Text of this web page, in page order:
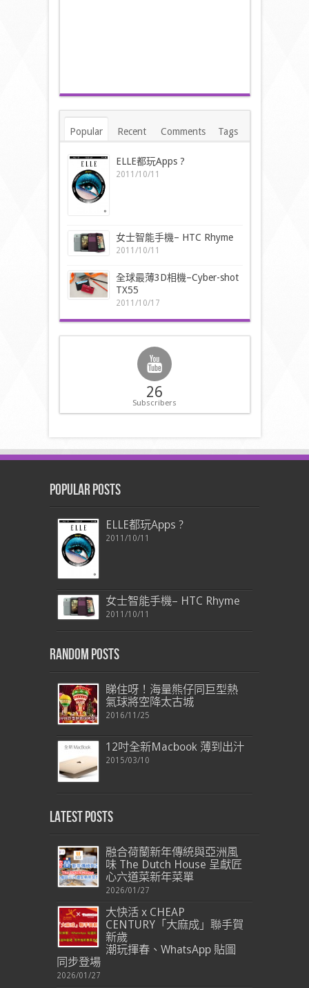
Popular Recent Comments Tags
ELLE都玩Apps ?
2011/10/11
女士智能手機– HTC Rhyme
2011/10/11
全球最薄3D相機–Cyber-shot
TX55
2011/10/17
26
Subscribers
Popular Posts
ELLE都玩Apps ?
2011/10/11
女士智能手機– HTC Rhyme
2011/10/11
Random Posts
睇住呀！海量熊仔同巨型熱
氣球將空降太古城
2016/11/25
12吋全新Macbook 薄到出汁
2015/03/10
Latest Posts
融合荷蘭新年傳統與亞洲風
味 The Dutch House 呈獻匠
心六道菜新年菜單
2026/01/27
大快活 x CHEAP
CENTURY「大麻成」聯手賀
新歲
潮玩揮春、WhatsApp 貼圖
同步登場
2026/01/27